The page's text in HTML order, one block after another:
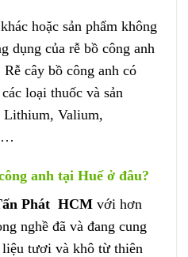
hoặc sản phẩm không
dụng của rễ bồ công anh
cây bồ công anh có
loại thuốc và sản
Lithium, Valium,
anh tại Huế ở đâu?
Phát HCM với hơn
nghề đã và đang cung
liệu tươi và khô từ thiên